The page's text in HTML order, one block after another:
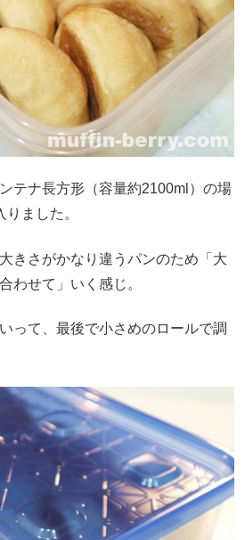
テナ長方形（容量約2100ml）の場
ました。
きさがかなり違うパンのため「大
わせて」いく感じ。
って、最後で小さめのロールで調